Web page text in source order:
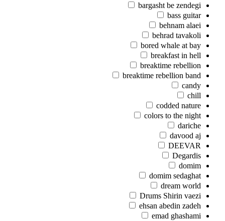
bargasht be zendegi
bass guitar
behnam alaei
behrad tavakoli
bored whale at bay
breakfast in hell
breaktime rebellion
breaktime rebellion band
candy
chill
codded nature
colors to the night
dariche
davood aj
DEEVAR
Degardis
domim
domim sedaghat
dream world
Drums Shirin vaezi
ehsan abedin zadeh
emad ghashami